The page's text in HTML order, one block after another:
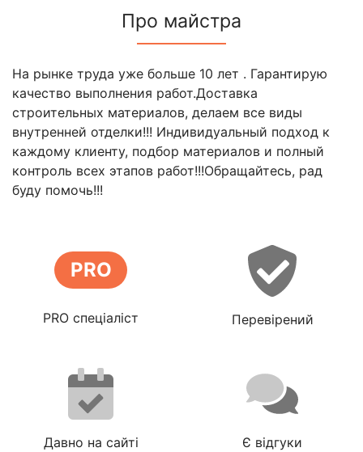
Про майстра
На рынке труда уже больше 10 лет . Гарантирую
качество выполнения работ.Доставка
строительных материалов, делаем все виды
внутренней отделки!!! Индивидуальный подход к
каждому клиенту, подбор материалов и полный
контроль всех этапов работ!!!Обращайтесь, рад
буду помочь!!!
PRO
PRO спеціаліст Перевірений
Давно на сайті Є відгуки